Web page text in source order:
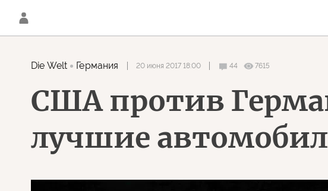
Die Welt Германия 20 июня 2017 18:00 44 7615
США против
лучшие